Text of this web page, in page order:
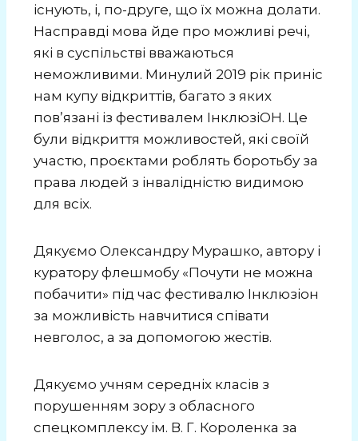
існують, і, по-друге, що їх можна долати.
Насправді мова йде про можливі речі,
які в суспільстві вважаються
неможливими. Минулий 2019 рік приніс
нам купу відкриттів, багато з яких
повʼязані із фестивалем ІнклюзіОН. Це
були відкриття можливостей, які своїй
участю, проєктами роблять боротьбу за
права людей з інвалідністю видимою
для всіх.
Дякуємо Олександру Мурашко, автору і
куратору флешмобу «Почути не можна
побачити» під час фестивалю Інклюзіон
за можливість навчитися співати
невголос, а за допомогою жестів.
Дякуємо учням середніх класів з
порушенням зору з обласного
спецкомплексу ім. В. Г. Короленка за